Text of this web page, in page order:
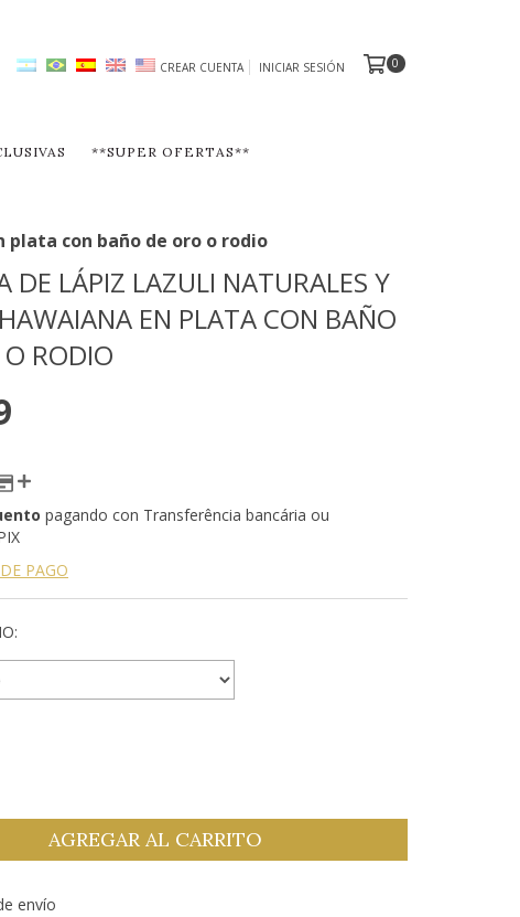
CREAR CUENTA INICIAR SESIÓN 0
**SUPER OFERTAS**
plata con baño de oro o rodio
DE LÁPIZ LAZULI NATURALES Y
EN PLATA CON BAÑO
RODIO
pagando con Transferência bancária ou
PAGO
el CP:
envío